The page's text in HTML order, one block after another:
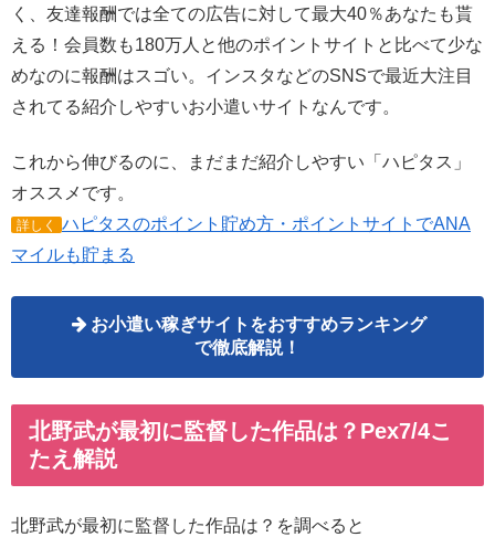
く、友達報酬では全ての広告に対して最大40％あなたも貰
える！会員数も180万人と他のポイントサイトと比べて少な
めなのに報酬はスゴい。インスタなどのSNSで最近大注目
されてる紹介しやすいお小遣いサイトなんです。
これから伸びるのに、まだまだ紹介しやすい「ハピタス」
オススメです。
詳しく
ハピタスのポイント貯め方・ポイントサイトでANA
マイルも貯まる
お小遣い稼ぎサイトをおすすめランキング
で徹底解説！
北野武が最初に監督した作品は？Pex7/4こ
たえ解説
北野武が最初に監督した作品は？を調べると